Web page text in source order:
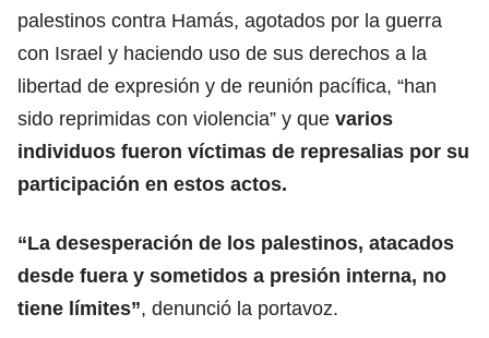
palestinos contra Hamás, agotados por la guerra
con Israel y haciendo uso de sus derechos a la
libertad de expresión y de reunión pacífica, “han
sido reprimidas con violencia” y que varios
individuos fueron víctimas de represalias por su
participación en estos actos.
“La desesperación de los palestinos, atacados
desde fuera y sometidos a presión interna, no
tiene límites”, denunció la portavoz.